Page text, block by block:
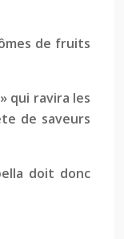
de fruits
qui ravira les
de saveurs
doit donc